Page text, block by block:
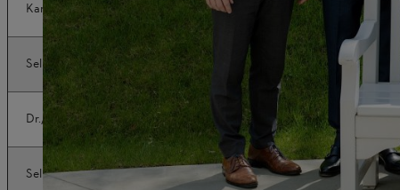
Karen Tebar Næstformand for Advisory Board
Selina Stihl Næstformand for Advisory Board
Dr./td>
Selina Stihl Næstformand for Advisory Board